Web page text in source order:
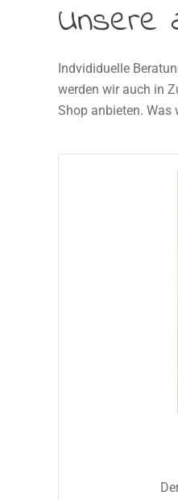
Unsere
Indvididuelle
werden wir auch in
Shop anbieten. Was
Einstelstücke,
regelmäßig vorbei!